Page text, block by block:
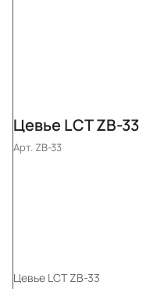
Цевье LCT ZB-33
Арт. ZB-33
Цевье LCT ZB-33